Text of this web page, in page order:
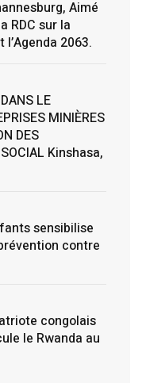
Aimé
RDC sur la
2063.
LE
MINIÈRES
DES
Kinshasa,
sensibilise
contre
congolais
le Rwanda au